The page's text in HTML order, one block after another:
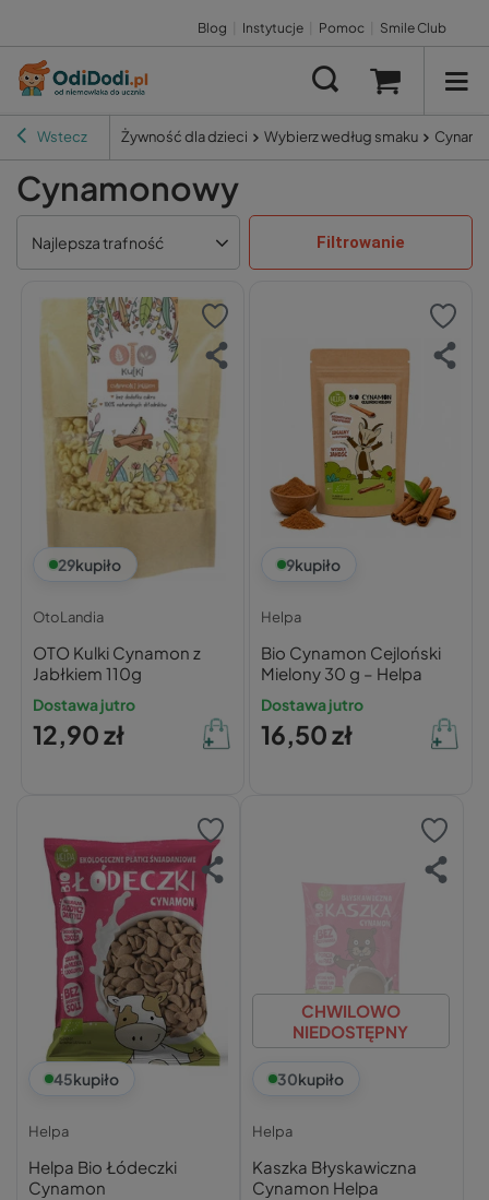
Blog Instytucje Pomoc Smile Club
Wstecz Żywność dla dzieci Wybierz według smaku
Cynamonowy
Najlepsza trafność Filtrowanie
29kupiło
OtoLandia
OTO Kulki Cynamon z
Jabłkiem 110g
Dostawa jutro
12,90 zł
9kupiło
Helpa
Bio Cynamon Cejloński
Mielony 30 g – Helpa
Dostawa jutro
16,50 zł
45kupiło
Helpa
Helpa Bio Łódeczki
Cynamon
CHWILOWO
NIEDOSTĘPNY
30kupiło
Helpa
Kaszka Błyskawiczna
Cynamon Helpa